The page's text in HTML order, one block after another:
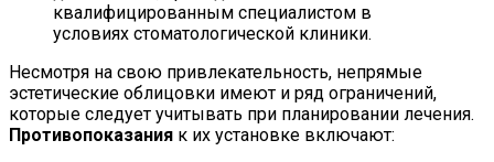
квалифицированным специалистом в
условиях стоматологической клиники.
Несмотря на свою привлекательность, непрямые
эстетические облицовки имеют и ряд ограничений,
которые следует учитывать при планировании лечения.
Противопоказания к их установке включают: